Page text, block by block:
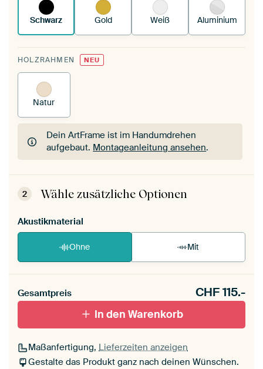
Schwarz Gold Weiß Aluminium
HOLZRAHMEN NEU
Natur
Dein ArtFrame ist im Handumdrehen
aufgebaut. Montageanleitung ansehen.
Dein ArtFrame ist im Handumdrehen
aufgebaut.Montageanleitung ansehen
2 Wähle zusätzliche Optionen
Akustikmaterial
Ohne Mit
Gesamtpreis CHF115.-
In den Warenkorb
Maßanfertigung, Lieferzeiten anzeigen
Gestalte das Produkt ganz nach deinen Wünschen.